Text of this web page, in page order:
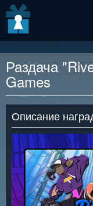
Раздача
Games
Описание